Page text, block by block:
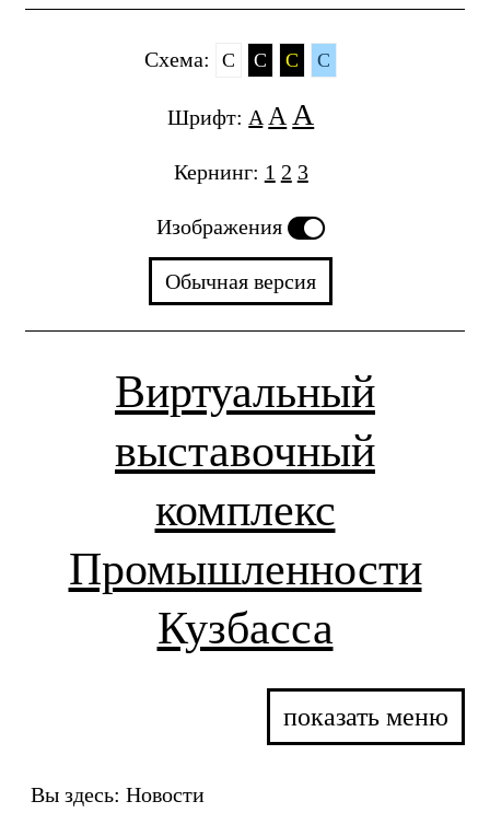
Cхема: C C C C
Шрифт: A A A
Кернинг: 1 2 3
Изображения
Обычная версия
Виртуальный
выставочный
комплекс
Промышленности
Кузбасса
показать меню
Вы здесь: Новости